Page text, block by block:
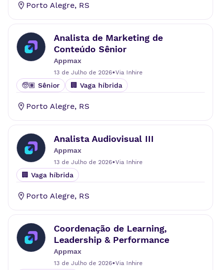
Porto Alegre, RS
Analista de Marketing de
Conteúdo Sênior
Appmax
13 de Julho de 2026•Via Inhire
🧓🏽 Sênior 🏢 Vaga híbrida
Porto Alegre, RS
Analista Audiovisual III
Appmax
13 de Julho de 2026•Via Inhire
🏢 Vaga híbrida
Porto Alegre, RS
Coordenação de Learning,
Leadership & Performance
Appmax
13 de Julho de 2026•Via Inhire